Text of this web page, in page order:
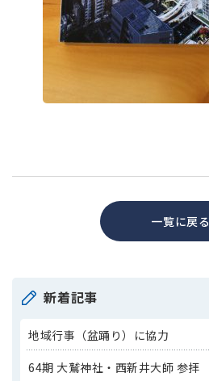
一覧に戻る
新着記事
地域行事（盆踊り）に協力
64期 大鷲神社・西新井大師 参拝